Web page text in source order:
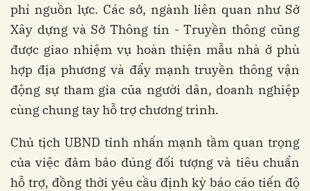
phí nguồn lực. Các sở, ngành liên quan như Sở
Xây dựng và Sở Thông tin - Truyền thông cũng
được giao nhiệm vụ hoàn thiện mẫu nhà ở phù
hợp địa phương và đẩy mạnh truyền thông vận
động sự tham gia của người dân, doanh nghiệp
cùng chung tay hỗ trợ chương trình.
Chủ tịch UBND tỉnh nhấn mạnh tầm quan trọng
của việc đảm bảo đúng đối tượng và tiêu chuẩn
hỗ trợ, đồng thời yêu cầu định kỳ báo cáo tiến độ